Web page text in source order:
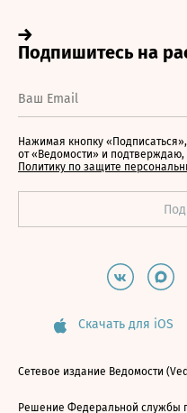
Нажимая кнопку
от «Ведомости» и
Политику по защите
Скачать для iOS
Сетевое издание Ведомости
Решение Федеральной службы